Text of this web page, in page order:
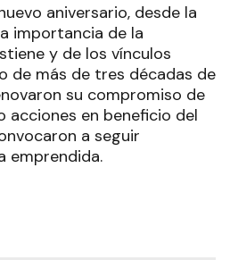
aniversario, desde la
importancia de la
y de los vínculos
de más de tres décadas de
su compromiso de
acciones en beneficio del
a seguir
emprendida.